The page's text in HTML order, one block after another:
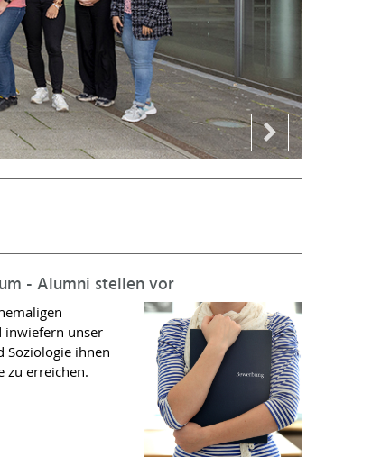
- Alumni stellen vor
inwiefern unser
Soziologie ihnen
zu erreichen.